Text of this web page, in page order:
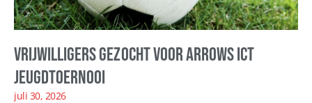
Vrijwilligers gezocht voor Arrows ICT
Jeugdtoernooi
juli 30, 2026